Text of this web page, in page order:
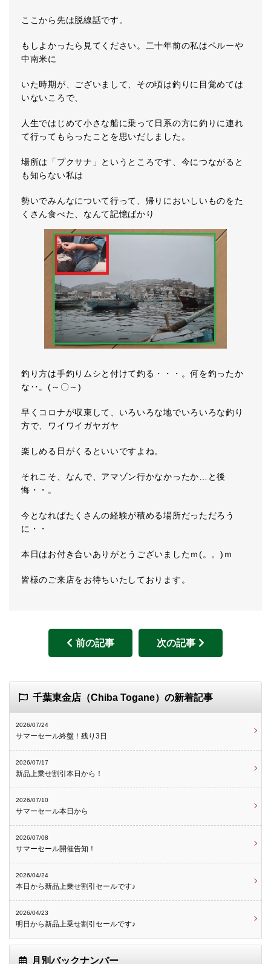
ここから先は脱線話です。
もしよかったら見てください。二十年前の私はペルーや
中南米に
いた時期が、ございまして、その頃は釣りに目覚めては
いないころで、
人生ではじめて小さな船に乗って日系の方に釣りに連れ
て行ってもらったことを思いだしました。
場所は「プクサナ」というところです、今につながると
も知らない私は
勢いでみんなについて行って、帰りにおいしいものをた
くさん食べた、なんて記憶ばかり
釣り方は手釣りムシと付けて釣る・・・。何を釣ったか
な‥。(～〇～)
早くコロナが収束して、いろいろな地でいろいろな釣り
方で、ワイワイガヤガヤ
楽しめる日がくるといいですよね。
それこそ、なんで、アマゾン行かなかったか…と後
悔・・。
今となればたくさんの経験が積める場所だっただろう
に・・
本日はお付き合いありがとうございましたｍ(。。)ｍ
皆様のご来店をお待ちいたしております。
前の記事 次の記事
千葉東金店（Chiba Togane）の新着記事
2026/07/24
サマーセール終盤！残り3日
2026/07/17
新品上乗せ割引本日から！
2026/07/10
サマーセール本日から
2026/07/08
サマーセール開催告知！
2026/04/24
本日から新品上乗せ割引セールです♪
2026/04/23
明日から新品上乗せ割引セールです♪
月別バックナンバー